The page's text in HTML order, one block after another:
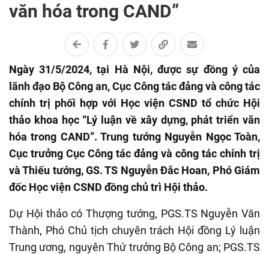
văn hóa trong CAND”
Ngày 31/5/2024, tại Hà Nội, được sự đồng ý của
lãnh đạo Bộ Công an, Cục Công tác đảng và công tác
chính trị phối hợp với Học viện CSND tổ chức Hội
thảo khoa học “Lý luận về xây dựng, phát triển văn
hóa trong CAND”. Trung tướng Nguyễn Ngọc Toàn,
Cục trưởng Cục Công tác đảng và công tác chính trị
và Thiếu tướng, GS. TS Nguyễn Đắc Hoan, Phó Giám
đốc Học viện CSND đồng chủ trì Hội thảo.
Dự Hội thảo có Thượng tướng, PGS.TS Nguyễn Văn
Thành, Phó Chủ tịch chuyên trách Hội đồng Lý luận
Trung ương, nguyên Thứ trưởng Bộ Công an; PGS.TS